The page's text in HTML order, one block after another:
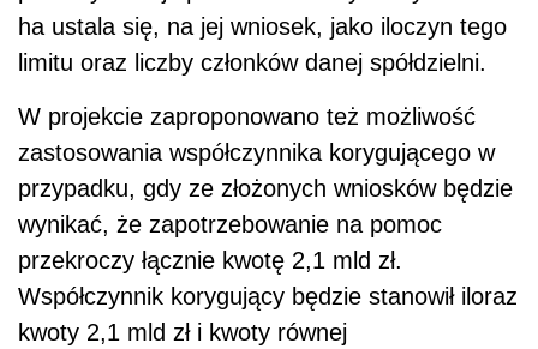
ha ustala się, na jej wniosek, jako iloczyn tego
limitu oraz liczby członków danej spółdzielni.
W projekcie zaproponowano też możliwość
zastosowania współczynnika korygującego w
przypadku, gdy ze złożonych wniosków będzie
wynikać, że zapotrzebowanie na pomoc
przekroczy łącznie kwotę 2,1 mld zł.
Współczynnik korygujący będzie stanowił iloraz
kwoty 2,1 mld zł i kwoty równej